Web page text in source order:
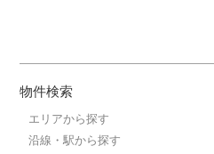
物件検索
エリアから探す
沿線・駅から探す